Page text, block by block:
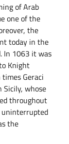
of Arab
one of the
the
today in the
In 1063 it was
Knight
Geraci
Sicily, whose
throughout
the